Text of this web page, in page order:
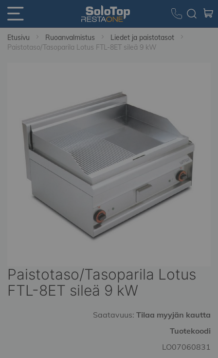
Etusivu Ruoanvalmistus
Liedet ja paistotasot
Paistotaso/Tasoparila Lotus FTL-8ET sileä 9 kW
Paistotaso/Tasoparila Lotus
FTL-8ET sileä 9 kW
Saatavuus: Tilaa myyjän kautta
Tuotekoodi
LO07060831
images
gallery
Skip
to
the